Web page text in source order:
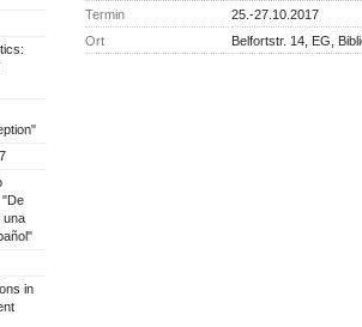
Termin
25.-27.10.2017
Ort
Belfortstr. 14, EG,
"De
una
in